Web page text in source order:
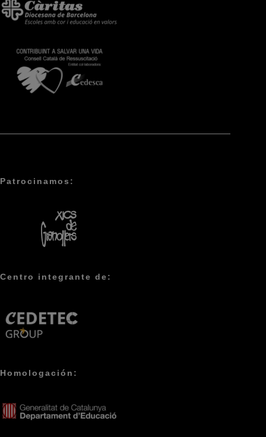
Patrocinamos:
Centro integrante de:
Homologación: